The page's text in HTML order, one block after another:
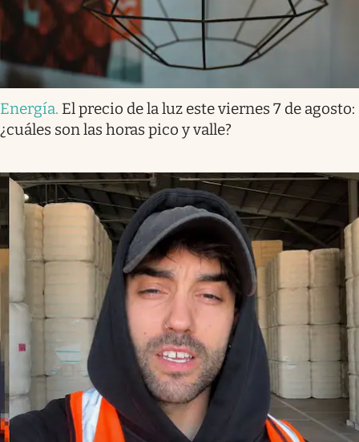
Energía. El precio de la luz este viernes 7 de agosto:
¿cuáles son las horas pico y valle?